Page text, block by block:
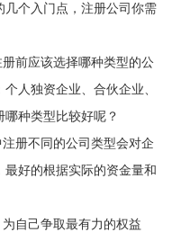
个入门点，注册公司你需
前应该选择哪种类型的公
人独资企业、合伙企业、
种类型比较好呢？
册不同的公司类型会对企
好的根据实际的资金量和
自己争取最有力的权益